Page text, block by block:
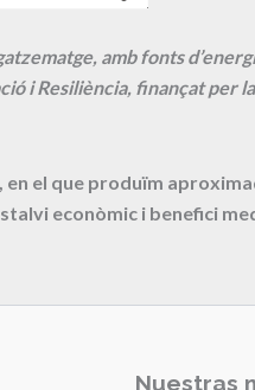
amb fonts
i Resiliència, finançat per
en el que produïm
econòmic i benefici
Nuestras